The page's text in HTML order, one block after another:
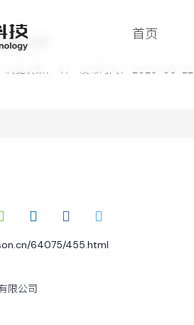
首页
公司
浏览次数： 47 发布时间： 2025-05-22
64075/455.html
限公司